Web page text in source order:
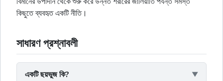
কিছুতে ব্যবহৃত একটি নীতি।
সাধারণ প্রশ্নাবলী
একটি ছয়ভুজ কি?